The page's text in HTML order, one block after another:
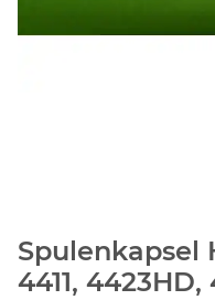
Spulenkapsel
4411, 4423HD,